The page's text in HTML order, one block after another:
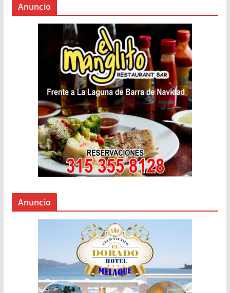
Anuncio
Anuncio